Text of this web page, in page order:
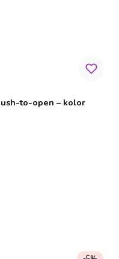
to-open – kolor